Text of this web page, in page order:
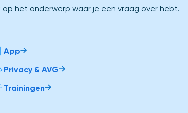
op het onderwerp waar je een vraag over hebt.
App
Privacy & AVG
Trainingen